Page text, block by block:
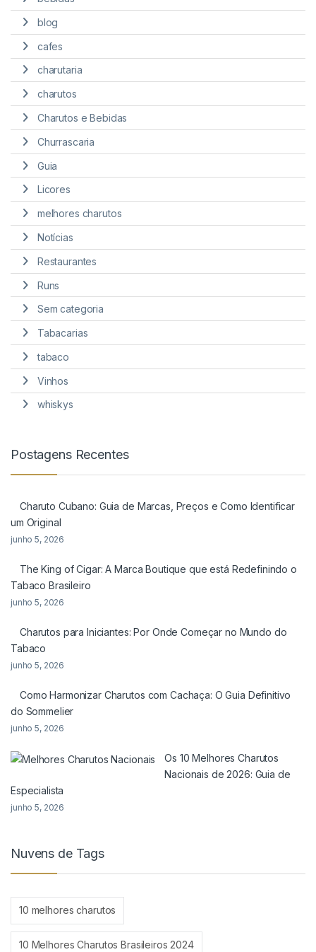
blog
cafes
charutaria
charutos
Charutos e Bebidas
Churrascaria
Guia
Licores
melhores charutos
Notícias
Restaurantes
Runs
Sem categoria
Tabacarias
tabaco
Vinhos
whiskys
Postagens Recentes
Charuto Cubano: Guia de Marcas, Preços e Como Identificar
um Original
junho 5, 2026
The King of Cigar: A Marca Boutique que está Redefinindo o
Tabaco Brasileiro
junho 5, 2026
Charutos para Iniciantes: Por Onde Começar no Mundo do
Tabaco
junho 5, 2026
Como Harmonizar Charutos com Cachaça: O Guia Definitivo
do Sommelier
junho 5, 2026
Os 10 Melhores Charutos
Nacionais de 2026: Guia de
Especialista
junho 5, 2026
Nuvens de Tags
10 melhores charutos
10 Melhores Charutos Brasileiros 2024